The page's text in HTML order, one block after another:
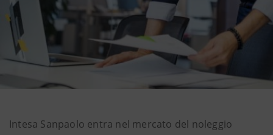
Intesa Sanpaolo entra nel mercato del noleggio